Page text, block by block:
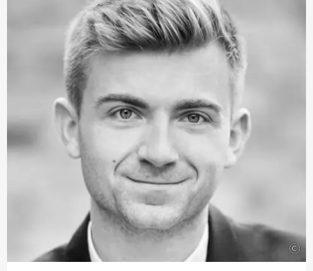
Zu den Höhepunkten der vergangenen drei Spielzeiten
zählen Debüts beim Rundfunk-Sinfonieorchester Berlin,
beim WDR Sinfonieorchester und bei der NDR
Radiophilharmonie sowie Wiedereinladungen zum
Symphonieorchester des Bayerischen Rundfunks, zum
London Symphony Orchestra, zum Finnish Radio
Symphony Orchestra, zum Gürzenich-Orchester Köln,
zum Orchestre Philharmonique du Luxembourg, zum
Musikkollegium Winterthur und zur Deutschen
Kammer­philharmonie Bremen.
Sein Nordamerika-Debüt gab Duncan Ward 2022 an der
Metropolitan Opera mit einer Aufführung von
›Die Zauberflöte‹.
Zu seinen jüngsten Opernproduktionen zählen
›Ein Mittsommernachtstraum‹
am Opernhaus Zürich,
›The Turn of the Screw‹an der English National Opera,
©